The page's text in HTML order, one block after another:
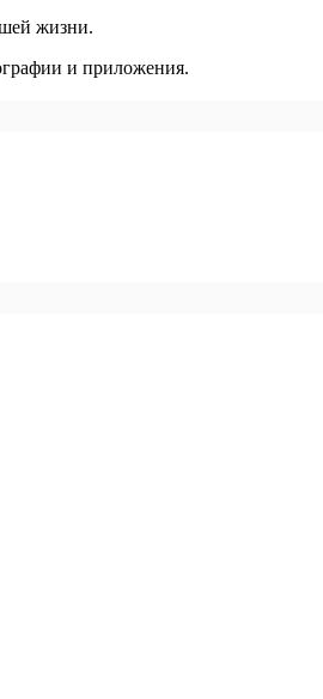
жизни.
и приложения.